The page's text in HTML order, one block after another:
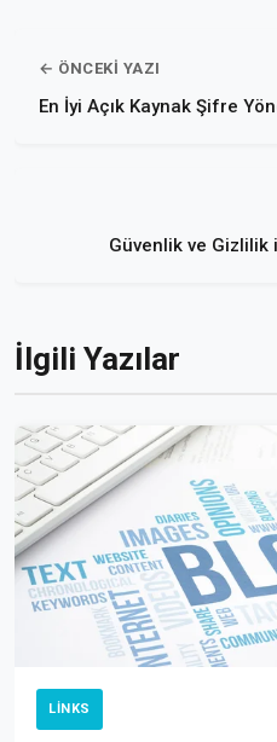
← ÖNCEKI YAZI
En İyi Açık Kaynak Şifre
Güvenlik ve
İlgili Yazılar
LINKS